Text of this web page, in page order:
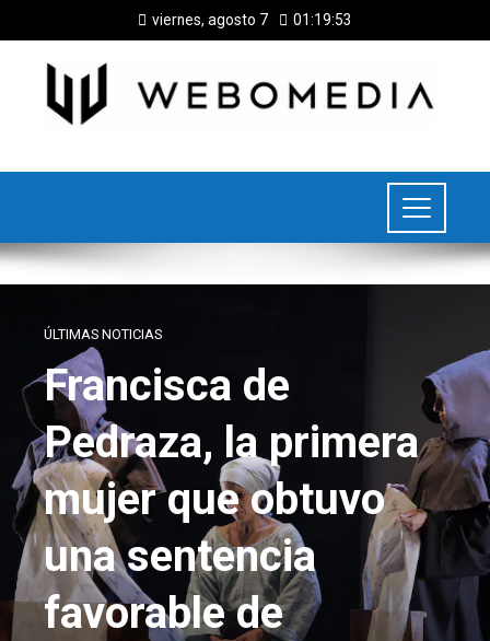
viernes, agosto 7 01:19:54
ÚLTIMAS NOTICIAS
Francisca de
Pedraza, la primera
mujer que obtuvo
una sentencia
favorable de